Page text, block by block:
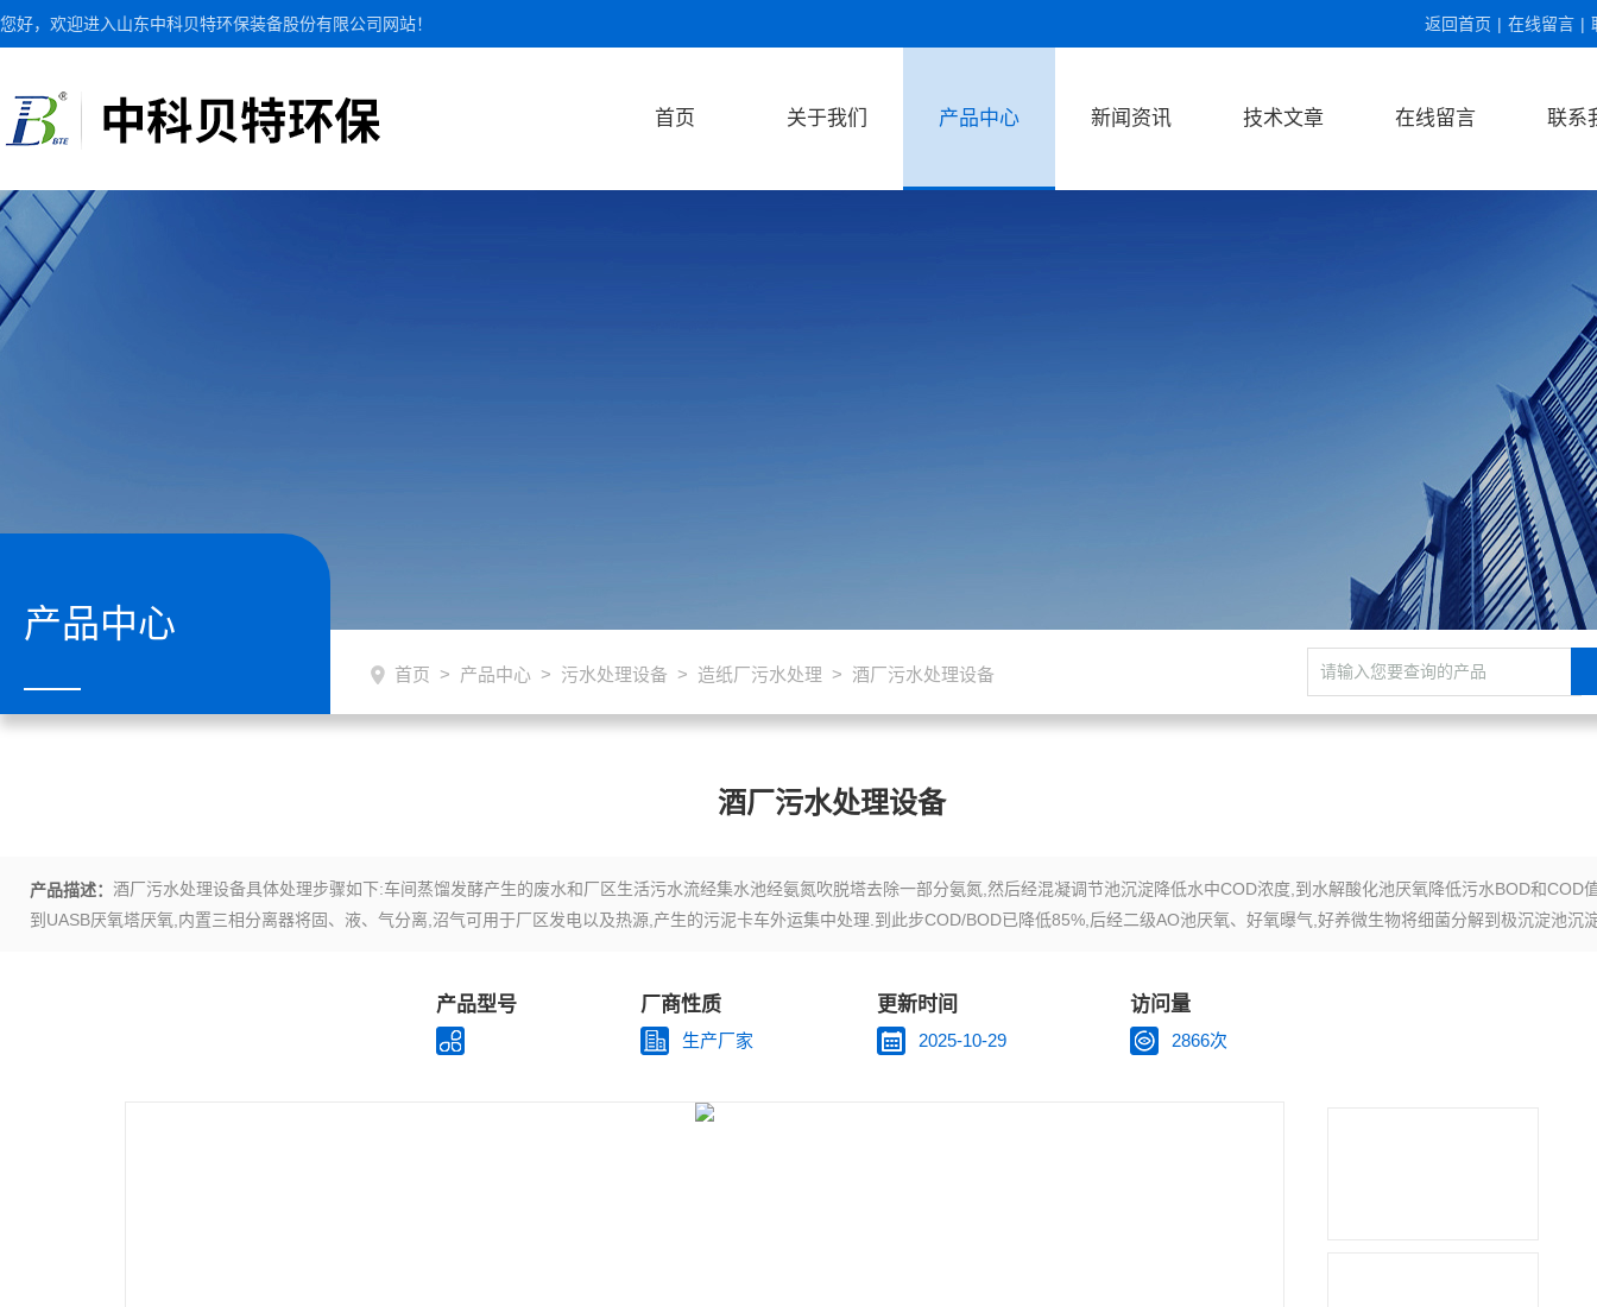
您好，欢迎进入山东中科贝特环保装备股份有限公司网站！ 返回首页 | 在线留言 |
首页 关于我们 产品中心 新闻资讯 技术文章 在线留言 联系
产品中心
首页 > 产品中心 > 污水处理设备 > 造纸厂污水处理 > 酒厂污水处理设备
酒厂污水处理设备
产品描述： 酒厂污水处理设备具体处理步骤如下:车间蒸馏发酵产生的废水和厂区生活污水流经集水池经氨氮吹脱塔去除一部分氨氮,然后经混凝调节池沉淀降低水中COD浓度,到水解酸化池厌氧降低污水BOD和COD
到UASB厌氧塔厌氧,内置三相分离器将固、液、气分离,沼气可用于厂区发电以及热源,产生的污泥卡车外运集中处理.到此步COD/BOD已降低85%,后经二级AO池厌氧、好氧曝气,好养微生物将细菌分解到极沉淀池沉
产品型号 厂商性质
生产厂家
更新时间
2025-10-29
访问量
2866次